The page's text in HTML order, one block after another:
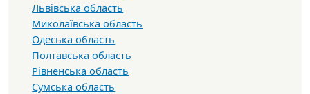
Львівська область
Миколаївська область
Одеська область
Полтавська область
Рівненська область
Сумська область